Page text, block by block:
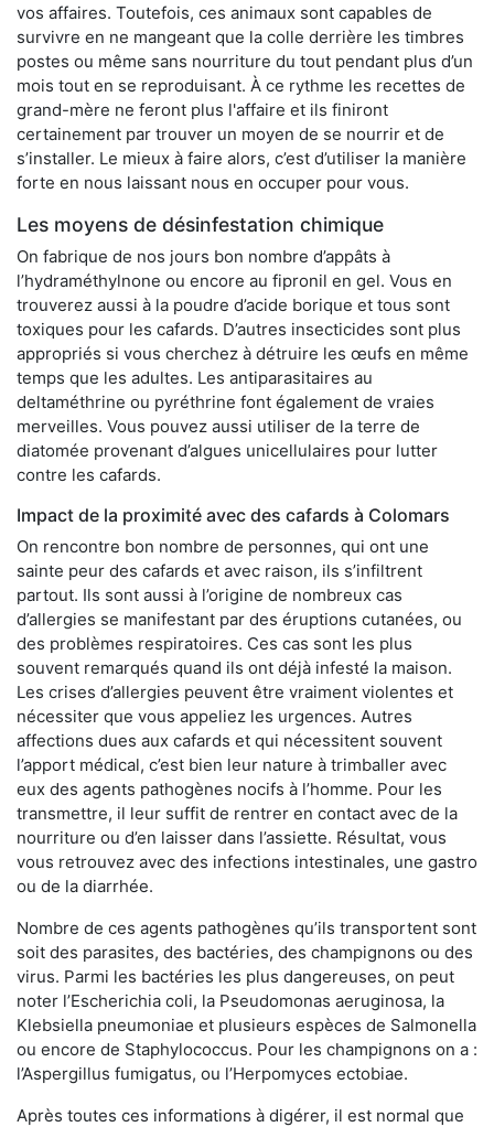
vos affaires. Toutefois, ces animaux sont capables de
survivre en ne mangeant que la colle derrière les timbres
postes ou même sans nourriture du tout pendant plus d’un
mois tout en se reproduisant. À ce rythme les recettes de
grand-mère ne feront plus l'affaire et ils finiront
certainement par trouver un moyen de se nourrir et de
s’installer. Le mieux à faire alors, c’est d’utiliser la manière
forte en nous laissant nous en occuper pour vous.
Les moyens de désinfestation chimique
On fabrique de nos jours bon nombre d’appâts à
l’hydraméthylnone ou encore au fipronil en gel. Vous en
trouverez aussi à la poudre d’acide borique et tous sont
toxiques pour les cafards. D’autres insecticides sont plus
appropriés si vous cherchez à détruire les œufs en même
temps que les adultes. Les antiparasitaires au
deltaméthrine ou pyréthrine font également de vraies
merveilles. Vous pouvez aussi utiliser de la terre de
diatomée provenant d’algues unicellulaires pour lutter
contre les cafards.
Impact de la proximité avec des cafards à Colomars
On rencontre bon nombre de personnes, qui ont une
sainte peur des cafards et avec raison, ils s’infiltrent
partout. Ils sont aussi à l’origine de nombreux cas
d’allergies se manifestant par des éruptions cutanées, ou
des problèmes respiratoires. Ces cas sont les plus
souvent remarqués quand ils ont déjà infesté la maison.
Les crises d’allergies peuvent être vraiment violentes et
nécessiter que vous appeliez les urgences. Autres
affections dues aux cafards et qui nécessitent souvent
l’apport médical, c’est bien leur nature à trimballer avec
eux des agents pathogènes nocifs à l’homme. Pour les
transmettre, il leur suffit de rentrer en contact avec de la
nourriture ou d’en laisser dans l’assiette. Résultat, vous
vous retrouvez avec des infections intestinales, une gastro
ou de la diarrhée.
Nombre de ces agents pathogènes qu’ils transportent sont
soit des parasites, des bactéries, des champignons ou des
virus. Parmi les bactéries les plus dangereuses, on peut
noter l’Escherichia coli, la Pseudomonas aeruginosa, la
Klebsiella pneumoniae et plusieurs espèces de Salmonella
ou encore de Staphylococcus. Pour les champignons on a :
l’Aspergillus fumigatus, ou l’Herpomyces ectobiae.
Après toutes ces informations à digérer, il est normal que